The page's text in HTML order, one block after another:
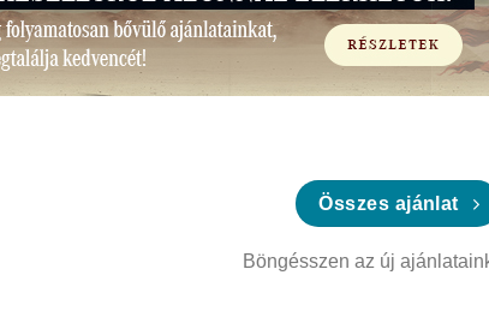
Összes ajánlat
Böngésszen az új